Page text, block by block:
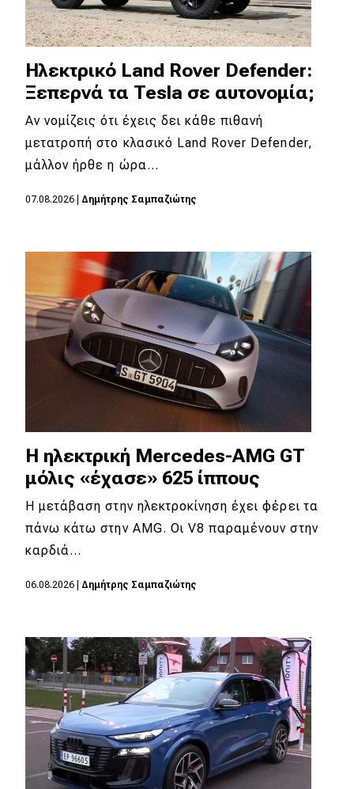
Αποστολή
Συγκρίνουμε
Αγώνες
Formula 1
WRC
Motorsport
Νέα
Τεχνολογία
Mobility
Σταθμοί φόρτισης
Classic
Νέα
Παρουσιάσεις
Μεταχειρισμένο
Οδηγός αγοράς
Συμβουλές
Χρηστικά
Ηλεκτρικό Land Rover Defender:
Ξεπερνά τα Tesla σε αυτονομία;
Αν νομίζεις ότι έχεις δει κάθε πιθανή
μετατροπή στο κλασικό Land Rover Defender,
μάλλον ήρθε η ώρα…
07.08.2026 Δημήτρης Σαμπαζιώτης
H ηλεκτρική Mercedes-AMG GT
μόλις «έχασε» 625 ίππους
Η μετάβαση στην ηλεκτροκίνηση έχει φέρει τα
πάνω κάτω στην AMG. Οι V8 παραμένουν στην
καρδιά…
06.08.2026 Δημήτρης Σαμπαζιώτης